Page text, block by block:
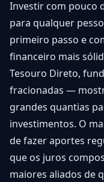
Investir com pouco
para qualquer
primeiro passo e
financeiro mais
Tesouro Direto,
fracionadas —
grandes quantias
investimentos. O
de fazer aportes
que os juros
maiores aliados de